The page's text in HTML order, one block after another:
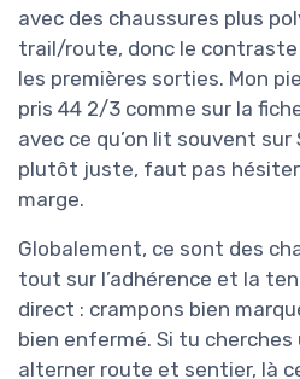
avec des chaussures plus
trail/route, donc le
les premières sorties. Mon
pris 44 2/3 comme sur la
avec ce qu’on lit souvent sur
plutôt juste, faut pas hésiter
marge.
Globalement, ce sont des
tout sur l’adhérence et la
direct : crampons bien
bien enfermé. Si tu
alterner route et sentier, là